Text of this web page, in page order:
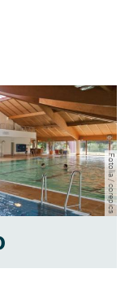
Fotolia / corepics